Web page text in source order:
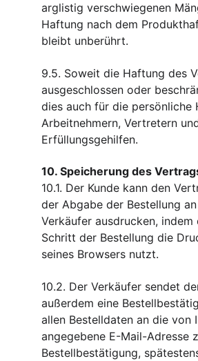
arglistig verschwiegenen
Haftung nach dem
bleibt unberührt.
9.5. Soweit die Haftung des
ausgeschlossen oder
dies auch für die persönliche
Arbeitnehmern, Vertretern
Erfüllungsgehilfen.
10. Speicherung des
10.1. Der Kunde kann den
der Abgabe der Bestellung
Verkäufer ausdrucken,
Schritt der Bestellung die
seines Browsers nutzt.
10.2. Der Verkäufer sendet
außerdem eine
allen Bestelldaten an die von
angegebene E-Mail-Adresse
Bestellbestätigung,